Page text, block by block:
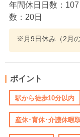
年間休日日数：
数：20日
※月9日休み（2月
ポイント
駅から徒歩10分以内
産休･育休･介護休暇